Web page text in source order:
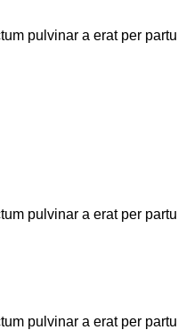
pulvinar a erat per
pulvinar a erat per
pulvinar a erat per